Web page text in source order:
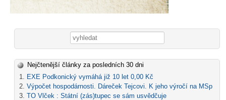
Vyhledávání
Nejčtenější články za posledních 30 dni
EXE Podkonický vymáhá již 10 let 0,00 Kč
Výpočet hospodárnosti. Dáreček Tejcovi. K jeho výročí na MSp
TO Vlček : Státní (zás)tupec se sám usvědčuje